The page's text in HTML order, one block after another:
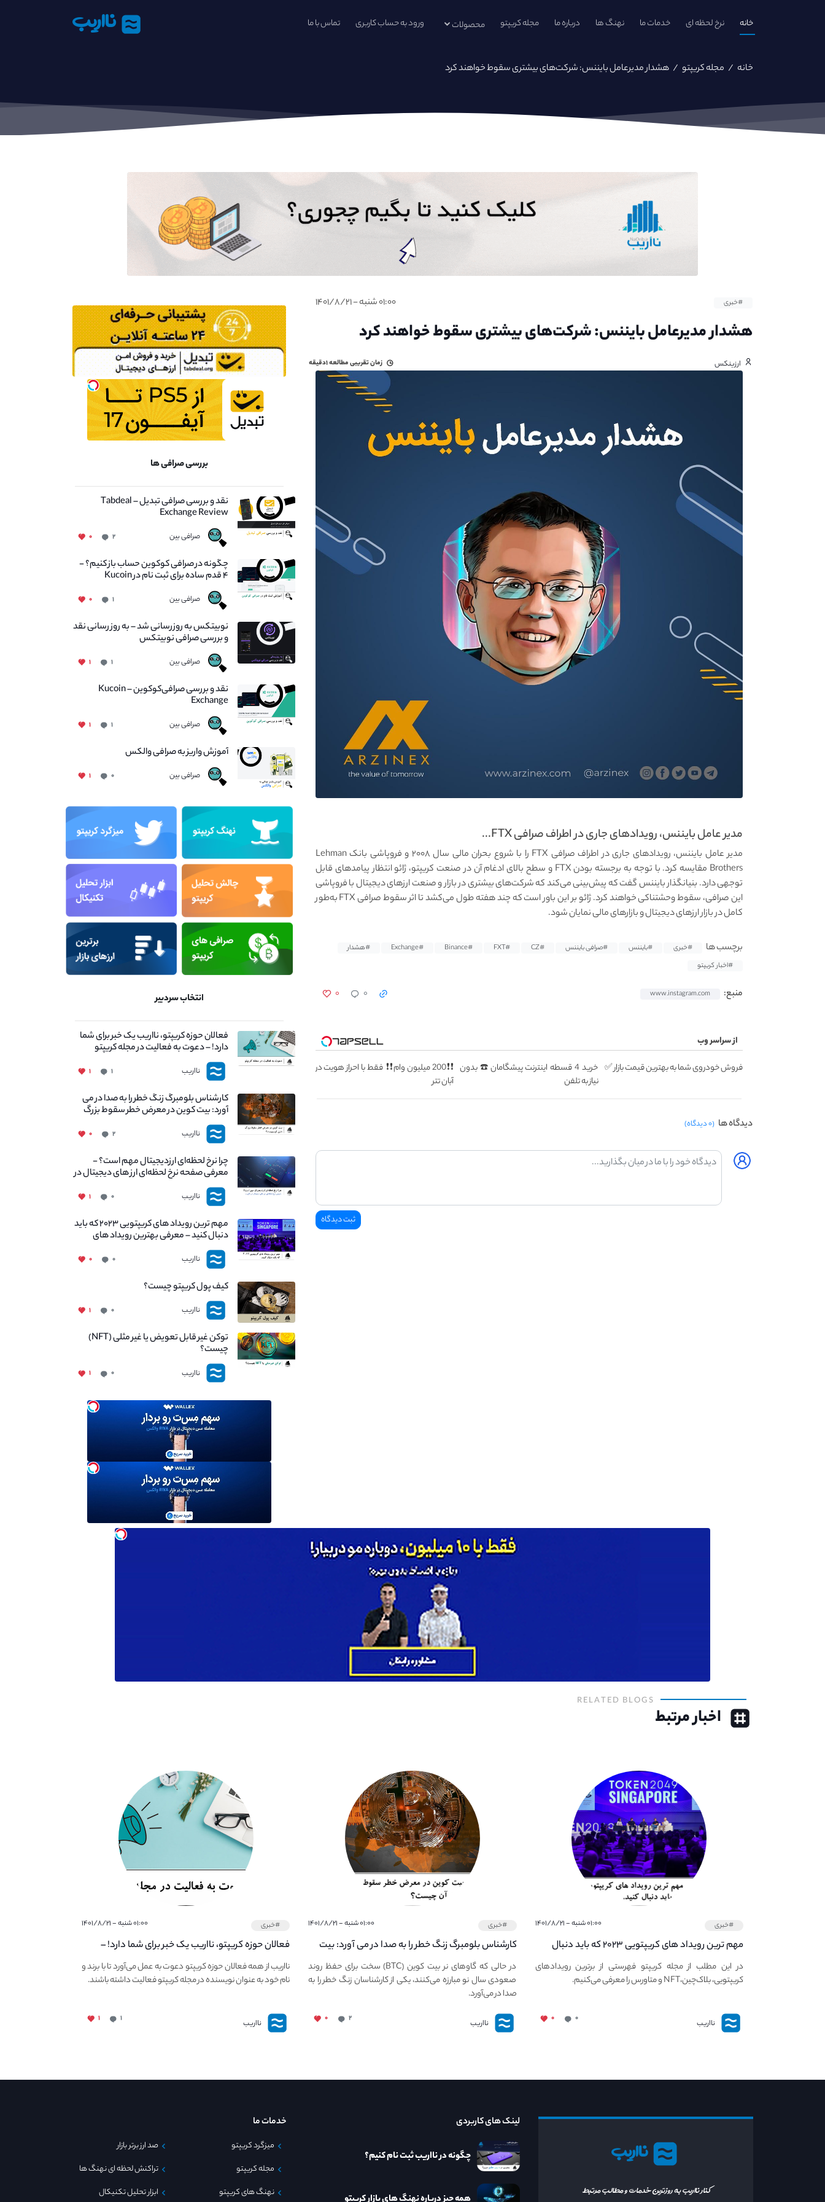
خانه نرخ لحظه ای خدمات ما نهنگ ها درباره ما مجله کریپتو محصولات ورود به حساب کاربری تماس با ما نااریب
خانه / مجله کریپتو / هشدار مدیرعامل بایننس: شرکت‌های بیشتری سقوط خواهند کرد
#خبری ۰۱:۰۰ شنبه - ۱۴۰۱/۸/۲۱
هشدار مدیرعامل بایننس: شرکت‌های بیشتری سقوط خواهند کرد
ارزینکس زمان تقریبی مطالعه۱دقیقه
مدیر عامل بایننس، رویدادهای جاری در اطراف صرافی FTX...
مدیر عامل بایننس، رویدادهای جاری در اطراف صرافی FTX را با شروع بحران مالی سال ۲۰۰۸ و فروپاشی بانک Lehman
Brothers مقایسه کرد. با توجه به برجسته بودن FTX و سطح بالای ادغام آن در صنعت کریپتو، ژائو انتظار پیامدهای قابل
توجهی دارد. بنیانگذار بایننس گفت که پیش‌بینی می‌کند که شرکت‌های بیشتری در بازار و صنعت ارزهای دیجیتال با فروپاشی
این صرافی، سقوط وحشتناکی خواهند کرد. ژائو بر این باور است که چند هفته طول می‌کشد تا اثر سقوط صرافی FTX به‌طور
کامل در بازار ارزهای دیجیتال و بازارهای مالی نمایان شود.
برچسب ها #خبری #بایننس #صرافی بایننس #CZ
#FXT
#Binance
#Exchange
#هشدار
#اخبار کریپتو
منبع: www.instagram.com ۰ ۰
از سراسر وب
فروش خودروی شما به بهترین قیمت بازار ✅
خرید 4 قسطه اینترنت پیشگامان ☎️ بدون
نیاز به تلفن
❗❗200 میلیون وام❗❗ فقط با احراز هویت در
آبان تتر
دیدگاه ها (۰ دیدگاه)
بررسی صرافی ها
نقد و بررسی صرافی تبدیل – Tabdeal
Exchange Review
صرافی بین ۲ ۰
چگونه در صرافی کوکوین حساب باز کنیم؟ -
۴ قدم ساده برای ثبت نام در Kucoin
صرافی بین ۱ ۰
نوبیتکس به روزرسانی شد – به روز رسانی نقد
و بررسی صرافی نوبیتکس
صرافی بین ۱ ۱
نقد و بررسی صرافی‌کوکوین – Kucoin
Exchange
صرافی بین ۱ ۱
آموزش واریز به صرافی والکس
صرافی بین ۰ ۱
انتخاب سردبیر
فعالان حوزه کریپتو، نااریب یک خبر برای شما
دارد! – دعوت به فعالیت در مجله کریپتو
نااریب ۱ ۱
کارشناس بلومبرگ زنگ خطر را به صدا در می
آورد: بیت کوین در معرض خطر سقوط بزرگ
است - دلیل آن چیست؟
نااریب ۲ ۰
چرا نرخ لحظه‌ای ارزدیجیتال مهم است؟ -
معرفی صفحه نرخ لحظه‌ای ارز های دیجیتال در
نااریب
نااریب ۰ ۱
مهم ترین رویداد های کریپتویی ۲۰۲۳ که باید
دنبال کنید – معرفی بهترین رویداد های
جهانی
نااریب ۰ ۰
کیف پول کریپتو چیست؟
نااریب ۰ ۱
توکن غیر قابل تعویض یا غیر مثلی (NFT)
چیست؟
نااریب ۰ ۱
RELATED BLOGS
اخبار مرتبط
#خبری ۰۱:۰۰ شنبه - ۱۴۰۱/۸/۲۱
مهم ترین رویداد های کریپتویی ۲۰۲۳ که باید دنبال
کنید – معرفی بهترین رویداد های جهانی
در این مطلب از مجله کریپتو فهرستی از برترین رویدادهای
کریپتویی، بلاک‌چین،NFT و متاورس را معرفی می‌کنیم.
نااریب ۰ ۰
#خبری ۰۱:۰۰ شنبه - ۱۴۰۱/۸/۲۱
کارشناس بلومبرگ زنگ خطر را به صدا در می آورد: بیت
کوین در معرض خطر سقوط بزرگ است - دلیل آن
چیست؟
در حالی که گاوهای نر بیت کوین (BTC) سخت برای حفظ روند
صعودی سال نو مبارزه می‌کنند، یکی از کارشناسان زنگ خطر را به
صدا در می‌آورد.
نااریب ۲ ۰
#خبری ۰۱:۰۰ شنبه - ۱۴۰۱/۸/۲۱
فعالان حوزه کریپتو، نااریب یک خبر برای شما دارد! –
دعوت به فعالیت در مجله کریپتو
نااریب از همه فعالان حوزه کریپتو دعوت به عمل می‌آورد تا با برند و
نام خود به عنوان نویسنده در مجله کریپتو فعالیت داشته باشند.
نااریب ۱ ۱
نااریب
کنار نااریب به روزترین خدمات و مطالب مرتبط
لینک های کاربردی
چگونه در نااریب ثبت نام کنیم؟
خدمات ما
میزگرد کریپتو
مجله کریپتو
نهنگ های کریپتو
صد ارز برتر بازار
تراکنش لحظه ای نهنگ ها
ابزار تحلیل تکنیکال